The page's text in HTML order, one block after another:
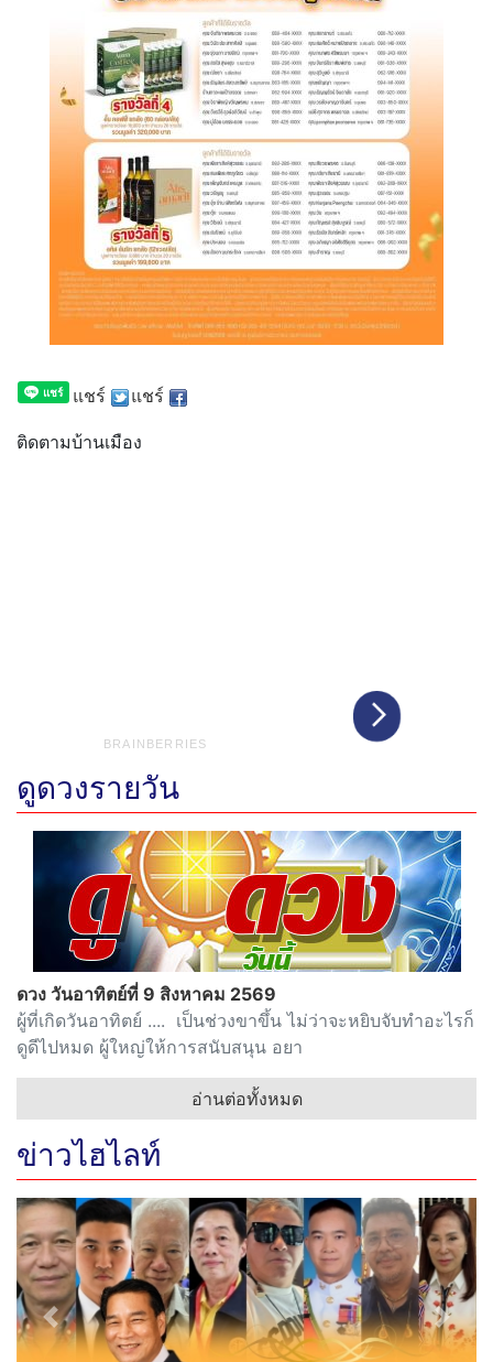
แชร์ แชร์
ติดตามบ้านเมือง
ดูดวงรายวัน
ดวง วันอาทิตย์ที่ 9 สิงหาคม 2569
ผู้ที่เกิดวันอาทิตย์ .... เป็นช่วงขาขึ้น ไม่ว่าจะหยิบจับทำอะไรก็
ดูดีไปหมด ผู้ใหญ่ให้การสนับสนุน อยา
อ่านต่อทั้งหมด
ข่าวไฮไลท์
Previous Next